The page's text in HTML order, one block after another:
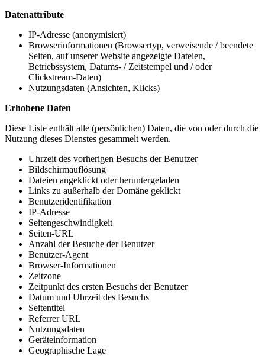
Datenattribute
IP-Adresse (anonymisiert)
Browserinformationen (Browsertyp, verweisende / beendete
Seiten, auf unserer Website angezeigte Dateien,
Betriebssystem, Datums- / Zeitstempel und / oder
Clickstream-Daten)
Nutzungsdaten (Ansichten, Klicks)
Erhobene Daten
Diese Liste enthält alle (persönlichen) Daten, die von oder durch die
Nutzung dieses Dienstes gesammelt werden.
Uhrzeit des vorherigen Besuchs der Benutzer
Bildschirmauflösung
Dateien angeklickt oder heruntergeladen
Links zu außerhalb der Domäne geklickt
Benutzeridentifikation
IP-Adresse
Seitengeschwindigkeit
Seiten-URL
Anzahl der Besuche der Benutzer
Benutzer-Agent
Browser-Informationen
Zeitzone
Zeitpunkt des ersten Besuchs der Benutzer
Datum und Uhrzeit des Besuchs
Seitentitel
Referrer URL
Nutzungsdaten
Geräteinformation
Geographische Lage